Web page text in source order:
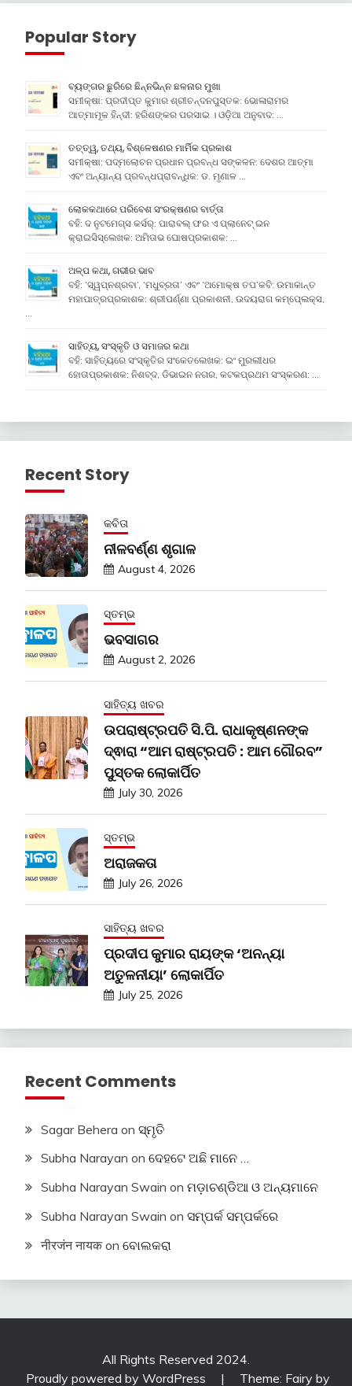
Popular Story
ବ୍ୟଙ୍ଗର ଛୁରିରେ ଛିନ୍ନଭିନ୍ନ ଛଳନାର ମୁଖା
ସମୀକ୍ଷା: ପ୍ରଦୀପ୍ତ କୁମାର ଶ୍ରୀଚନ୍ଦନପୁସ୍ତକ: ଭୋଳାରାମର
ଆତ୍ମାମୂଳ ହିନ୍ଦୀ: ହରିଶଙ୍କର ପରସାଇ । ଓଡ଼ିଆ ଅନୁବାଦ: …
ତତ୍ତ୍ୱ, ତଥ୍ୟ, ବିଶ୍ଳେଷଣର ମାର୍ମିକ ପ୍ରକାଶ
ସମୀକ୍ଷା: ପଦ୍ମଲୋଚନ ପ୍ରଧାନ ପ୍ରବନ୍ଧ ସଙ୍କଳନ: ଦେଶର ଆତ୍ମା
ଏବଂ ଅନ୍ୟାନ୍ୟ ପ୍ରବନ୍ଧପ୍ରାବନ୍ଧିକ: ଡ. ମୃଣାଳ …
ଲୋକକଥାରେ ପରିବେଶ ସଂରକ୍ଷଣର ବାର୍ତ୍ତା
ବହି: ଦ ନୁଟମେଗ୍ସ କର୍ସର୍: ପାରାବଲ୍ ଫର ଏ ପ୍ଲାନେଟ୍ ଇନ
କ୍ରାଇସିସ୍ଲେଖକ: ଅମିତାଭ ଘୋଷପ୍ରକାଶକ: …
ଅଳ୍ପ କଥା, ଗଭୀର ଭାବ
ବହି: ‘ସ୍ୱପ୍ନଶ୍ରବା’, ‘ମଧୁବ୍ରତା’ ଏବଂ ‘ଅମୋକ୍ଷ ତପ’କବି: ଉମାକାନ୍ତ
ମହାପାତ୍ରପ୍ରକାଶକ: ଶ୍ରୀପର୍ଣ୍ଣା ପ୍ରକାଶନୀ, ଉଦୟରାଗ କମ୍ପେ୍ଲକ୍ସ,
ସାହିତ୍ୟ, ସଂସ୍କୃତି ଓ ସମାଜର କଥା
ବହି: ସାହିତ୍ୟରେ ସଂସ୍କୃତିର ସଂକେତଲେଖକ: ଇଂ ମୁରଲୀଧର
ହୋତାପ୍ରକାଶକ: ନିଶବ୍ଦ, ଡିଭାଇନ ନଗର, କଟକପ୍ରଥମ ସଂସ୍କରଣ: …
Recent Story
କବିତା
ନୀଳବର୍ଣ୍ଣ ଶୃଗାଳ
August 4, 2026
ସ୍ତମ୍ଭ
ଭବସାଗର
August 2, 2026
ସାହିତ୍ୟ ଖବର
ଉପରାଷ୍ଟ୍ରପତି ସି.ପି. ରାଧାକୃଷ୍ଣନଙ୍କ
ଦ୍ଵାରା “ଆମ ରାଷ୍ଟ୍ରପତି : ଆମ ଗୌରବ”
ପୁସ୍ତକ ଲୋକାର୍ପିତ
July 30, 2026
ସ୍ତମ୍ଭ
ଅରାଜକତା
July 26, 2026
ସାହିତ୍ୟ ଖବର
ପ୍ରଦୀପ କୁମାର ରାୟଙ୍କ ‘ଅନନ୍ୟା
ଅତୁଳନୀୟା’ ଲୋକାର୍ପିତ
July 25, 2026
Recent Comments
Sagar Behera on ସ୍ମୃତି
Subha Narayan on ଦେହଟେ ଅଛି ମାନେ …
Subha Narayan Swain on ମଡ଼ାଚଣ୍ଡିଆ ଓ ଅନ୍ୟମାନେ
Subha Narayan Swain on ସମ୍ପର୍କ ସମ୍ପର୍କରେ
नीरजंन नायक on ବୋଲକରା
All Rights Reserved 2024.
Proudly powered by WordPress
| Theme: Fairy by